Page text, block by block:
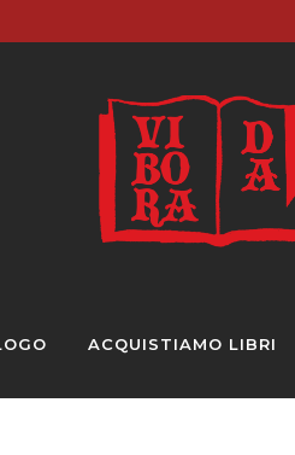
ACQUISTIAMO LIBRI